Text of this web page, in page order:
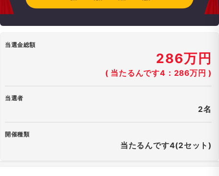
当選金総額
286万円
( 当たるんです4：286万円 )
当選者
2名
開催種類
当たるんです4(2セット)